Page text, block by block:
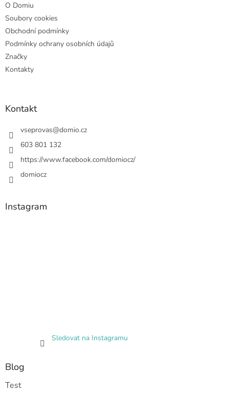
O Domiu
Soubory cookies
Obchodní podmínky
Podmínky ochrany osobních údajů
Značky
Kontakty
Kontakt
vseprovas@domio.cz
603 801 132
https://www.facebook.com/domiocz/
domiocz
Instagram
Sledovat na Instagramu
Blog
Test